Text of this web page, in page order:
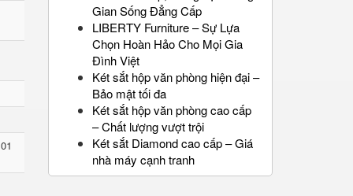
Gian Sống Đẳng Cấp
LIBERTY Furniture – Sự Lựa
Chọn Hoàn Hảo Cho Mọi Gia
Đình Việt
Két sắt hộp văn phòng hiện đại –
Bảo mật tối đa
Két sắt hộp văn phòng cao cấp
– Chất lượng vượt trội
Két sắt Diamond cao cấp – Giá
nhà máy cạnh tranh